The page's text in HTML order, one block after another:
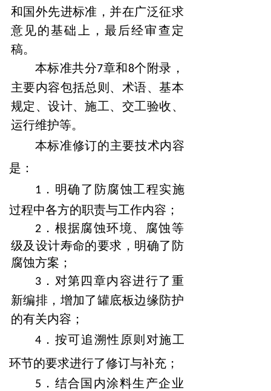
和国外先进标准，并在广泛征求
意见的基础上，最后经审查定
稿。
本标准共分7章和8个附录，
主要内容包括总则、术语、基本
规定、设计、施工、交工验收、
运行维护等。
本标准修订的主要技术内容
是：
1 ．明确了防腐蚀工程实施
过程中各方的职责与工作内容；
2 ．根据腐蚀环境、腐蚀等
级及设计寿命的要求，明确了防
腐蚀方案；
3．对第四章内容进行了重
新编排，增加了罐底板边缘防护
的有关内容；
4．按可追溯性原则对施工
环节的要求进行了修订与补充；
5 ．结合国内涂料生产企业